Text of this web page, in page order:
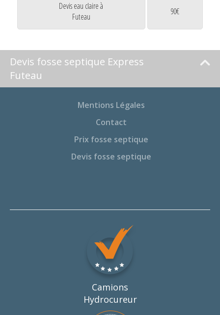
Devis eau claire à
Futeau
90€
Devis fosse septique Express
Futeau
Mentions Légales
Contact
Prix fosse septique
Devis fosse septique
Camions
Hydrocureur